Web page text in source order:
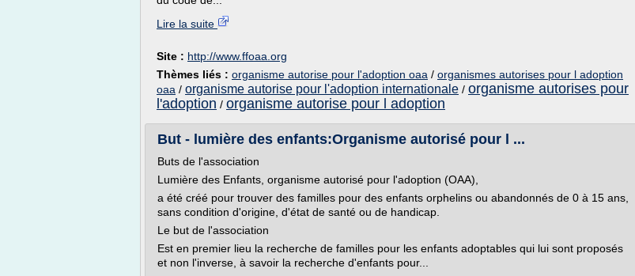
Lire la suite
Site : http://www.ffoaa.org
Thèmes liés : organisme autorise pour l'adoption oaa / organismes autorises pour l adoption
oaa / organisme autorise pour l'adoption internationale / organisme autorises pour
l'adoption / organisme autorise pour l adoption
But - lumière des enfants:Organisme autorisé pour l ...
Buts de l'association
Lumière des Enfants, organisme autorisé pour l'adoption (OAA),
a été créé pour trouver des familles pour des enfants orphelins ou abandonnés de 0 à 15 ans,
sans condition d'origine, d'état de santé ou de handicap.
Le but de l'association
Est en premier lieu la recherche de familles pour les enfants adoptables qui lui sont proposés
et non l'inverse, à savoir la recherche d'enfants pour...